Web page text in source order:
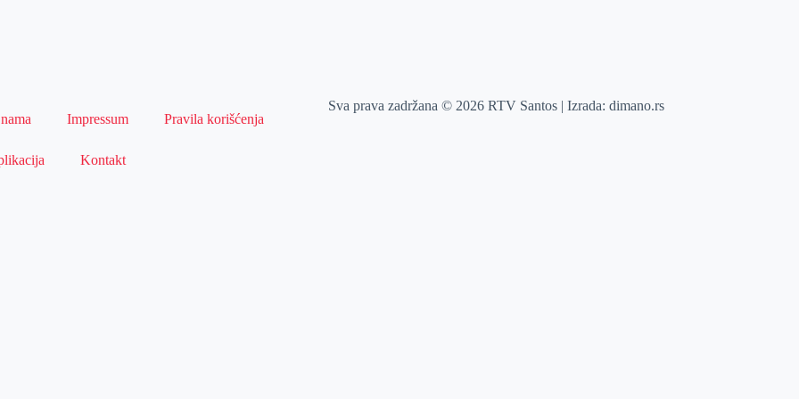
Impressum Pravila korišćenja
Kontakt
Sva prava zadržana © 2026 RTV Santos | Izrada:dimano.rs